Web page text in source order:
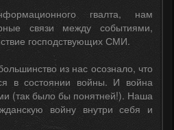
гвалта, нам
связи между событиями,
господствующих СМИ.
из нас осознало, что
в состоянии войны. И война
(так было бы понятней!). Наша
войну внутри себя и